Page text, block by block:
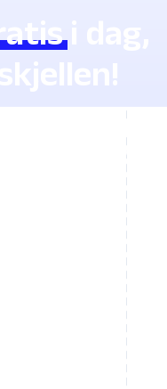
i dag,
elevene dine.